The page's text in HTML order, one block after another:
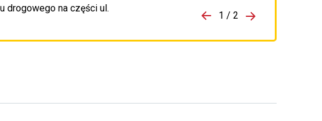
drogowego na części ul.
Przejdź do porzpedniego komunikatu 1 / 2
Przejdź do